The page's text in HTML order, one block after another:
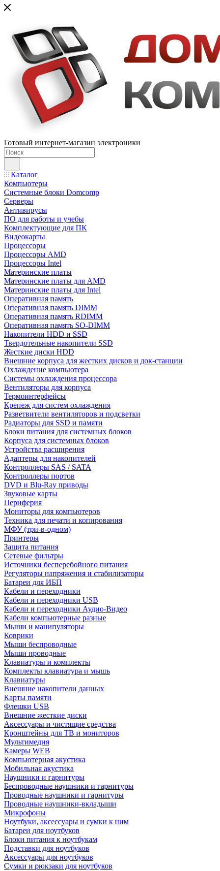
Готовый интернет-магазин электроники
Каталог
Компьютеры
Системные блоки Domcomp
Серверы
Антивирусы
ПО для работы и учебы
Комплектующие для ПК
Видеокарты
Процессоры
Процессоры AMD
Процессоры Intel
Материнские платы
Материнские платы для AMD
Материнские платы для Intel
Оперативная память
Оперативная память DIMM
Оперативная память RDIMM
Оперативная память SO-DIMM
Накопители HDD и SSD
Твердотельные накопители SSD
Жесткие диски HDD
Внешние корпуса для жестких дисков и док-станции
Охлаждение компьютера
Системы охлаждения процессора
Вентиляторы для корпуса
Термоинтерфейсы
Крепеж для систем охлаждения
Разветвители вентиляторов и подсветки
Радиаторы для SSD и памяти
Блоки питания для системных блоков
Корпуса для системных блоков
Устройства расширения
Адаптеры для накопителей
Контроллеры SAS / SATA
Контроллеры портов
DVD и Blu-Ray приводы
Звуковые карты
Периферия
Мониторы для компьютеров
Техника для печати и копирования
МФУ (три-в-одном)
Принтеры
Защита питания
Сетевые фильтры
Источники бесперебойного питания
Регуляторы напряжения и стабилизаторы
Батареи для ИБП
Кабели и переходники
Кабели и переходники USB
Кабели и переходники Аудио-Видео
Кабели компьютерные разные
Мыши и манипуляторы
Коврики
Мыши беспроводные
Мыши проводные
Клавиатуры и комплекты
Комплекты клавиатура и мышь
Клавиатуры
Внешние накопители данных
Карты памяти
Флешки USB
Внешние жесткие диски
Аксессуары и чистящие средства
Кронштейны для ТВ и мониторов
Мультимедия
Камеры WEB
Компьютерная акустика
Мобильная акустика
Наушники и гарнитуры
Беспроводные наушники и гарнитуры
Проводные наушники и гарнитуры
Проводные наушники-вкладыши
Микрофоны
Ноутбуки, аксессуары и сумки к ним
Батареи для ноутбуков
Блоки питания к ноутбукам
Подставки для ноутбуков
Аксессуары для ноутбуков
Сумки и рюкзаки для ноутбуков